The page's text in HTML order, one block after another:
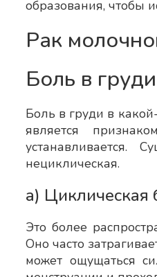
образования, чтобы
Рак
Боль в
Боль в груди в
является
устанавливается.
нециклическая.
а) Циклическая
Это более
Оно часто
может ощущаться